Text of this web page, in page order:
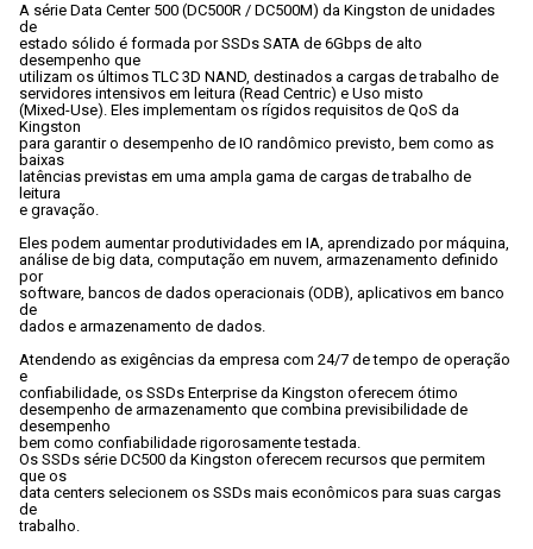
A série Data Center 500 (DC500R / DC500M) da Kingston de unidades
de
estado sólido é formada por SSDs SATA de 6Gbps de alto
desempenho que
utilizam os últimos TLC 3D NAND, destinados a cargas de trabalho de
servidores intensivos em leitura (Read Centric) e Uso misto
(Mixed-Use). Eles implementam os rígidos requisitos de QoS da
Kingston
para garantir o desempenho de IO randômico previsto, bem como as
baixas
latências previstas em uma ampla gama de cargas de trabalho de
leitura
e gravação.
Eles podem aumentar produtividades em IA, aprendizado por máquina,
análise de big data, computação em nuvem, armazenamento definido
por
software, bancos de dados operacionais (ODB), aplicativos em banco
de
dados e armazenamento de dados.
Atendendo as exigências da empresa com 24/7 de tempo de operação
e
confiabilidade, os SSDs Enterprise da Kingston oferecem ótimo
desempenho de armazenamento que combina previsibilidade de
desempenho
bem como confiabilidade rigorosamente testada.
Os SSDs série DC500 da Kingston oferecem recursos que permitem
que os
data centers selecionem os SSDs mais econômicos para suas cargas
de
trabalho.